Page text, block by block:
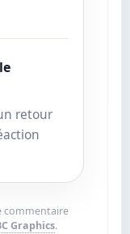
retour
commentaire
Graphics.